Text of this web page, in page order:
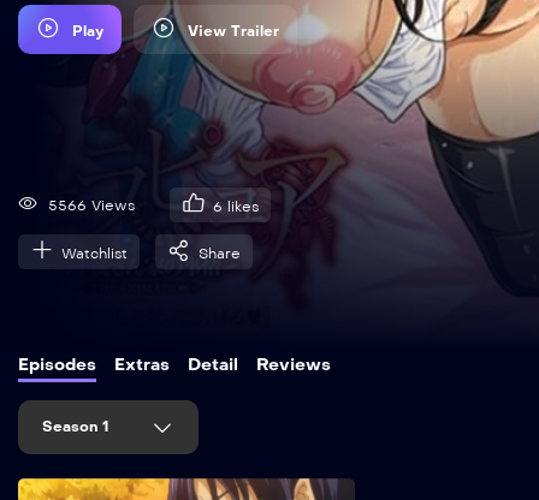
Play View Trailer
5566 Views 6 likes
Watchlist Share
Episodes Extras Detail Reviews
Season 1